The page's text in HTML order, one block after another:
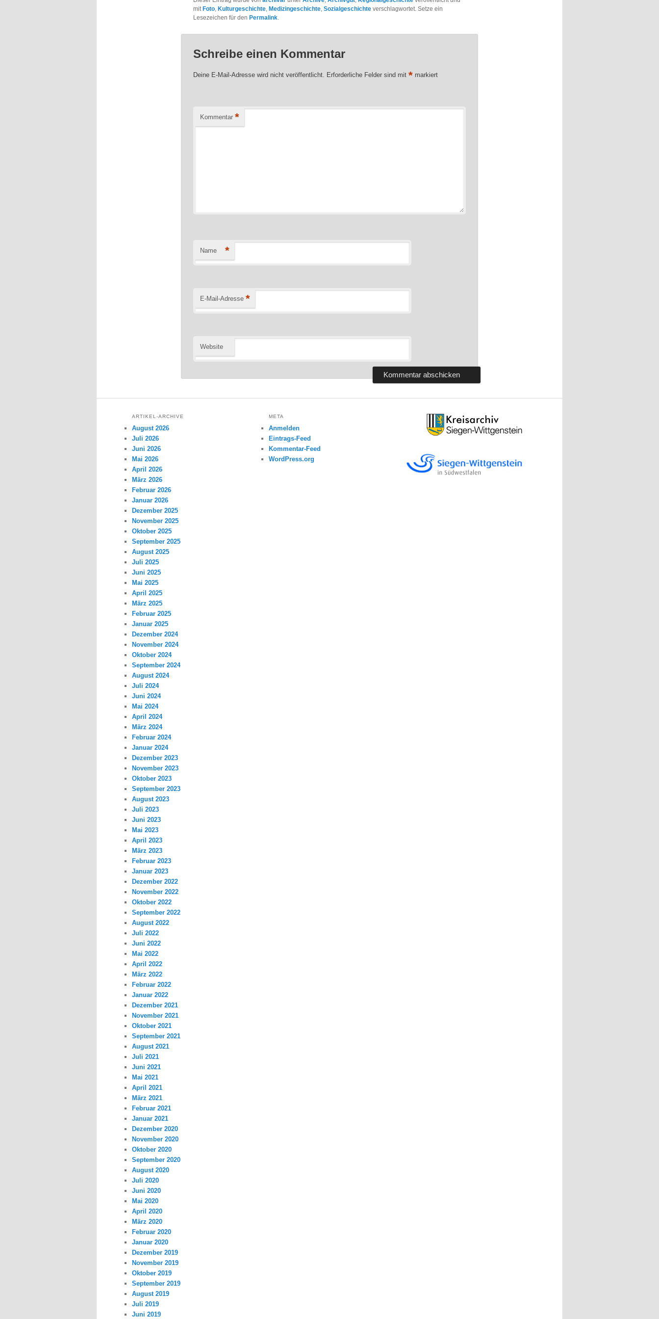
mit Foto, Kulturgeschichte, Medizingeschichte,Sozialgeschichte verschlagwortet. Setze ein
Lesezeichen für den Permalink.
Schreibe einen Kommentar
Deine E-Mail-Adresse wird nicht veröffentlicht. Erforderliche Felder sind mit* markiert
Kommentar *
Name *
E-Mail-Adresse *
Website
ARTIKEL-ARCHIVE
August 2026
Juli 2026
Juni 2026
Mai 2026
April 2026
März 2026
Februar 2026
Januar 2026
Dezember 2025
November 2025
Oktober 2025
September 2025
August 2025
Juli 2025
Juni 2025
Mai 2025
April 2025
März 2025
Februar 2025
Januar 2025
Dezember 2024
November 2024
Oktober 2024
September 2024
August 2024
Juli 2024
Juni 2024
Mai 2024
April 2024
März 2024
Februar 2024
Januar 2024
Dezember 2023
November 2023
Oktober 2023
September 2023
August 2023
Juli 2023
Juni 2023
Mai 2023
April 2023
März 2023
Februar 2023
Januar 2023
Dezember 2022
November 2022
Oktober 2022
September 2022
August 2022
Juli 2022
Juni 2022
Mai 2022
April 2022
März 2022
Februar 2022
Januar 2022
Dezember 2021
November 2021
Oktober 2021
September 2021
August 2021
Juli 2021
Juni 2021
Mai 2021
April 2021
März 2021
Februar 2021
Januar 2021
Dezember 2020
November 2020
Oktober 2020
September 2020
August 2020
Juli 2020
Juni 2020
Mai 2020
April 2020
März 2020
Februar 2020
Januar 2020
Dezember 2019
November 2019
Oktober 2019
September 2019
August 2019
Juli 2019
Juni 2019
META
Anmelden
Eintrags-Feed
Kommentar-Feed
WordPress.org